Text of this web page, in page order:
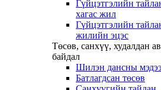
Гүйцэтгэлийн
хагас жил
Гүйцэтгэлийн
жилийн эцэс
Төсөв, санхүү, худалдан
байдал
Шилэн дансны
Батлагдсан төсөв